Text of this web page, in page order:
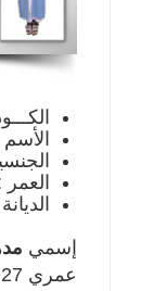
العمر : 27
إسمي